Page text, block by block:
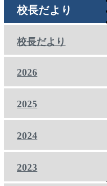
校長だより
校長だより
2026
2025
2024
2023